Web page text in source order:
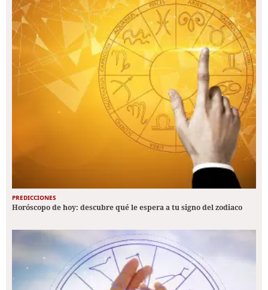
PREDICCIONES
Horóscopo de hoy: descubre qué le espera a tu signo del zodiaco